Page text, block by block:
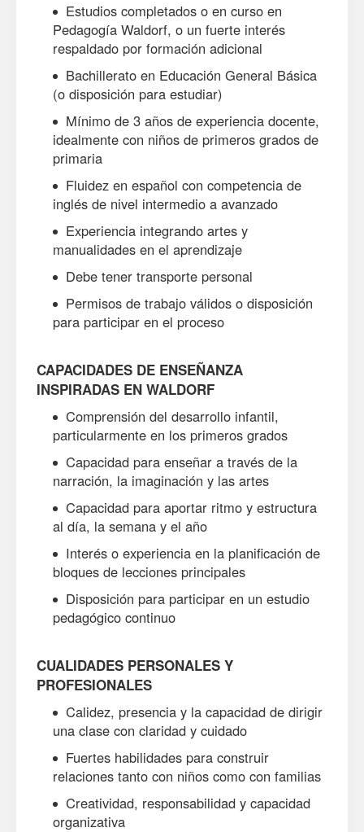
Estudios completados o en curso en
Pedagogía Waldorf, o un fuerte interés
respaldado por formación adicional
Bachillerato en Educación General Básica
(o disposición para estudiar)
Mínimo de 3 años de experiencia docente,
idealmente con niños de primeros grados de
primaria
Fluidez en español con competencia de
inglés de nivel intermedio a avanzado
Experiencia integrando artes y
manualidades en el aprendizaje
Debe tener transporte personal
Permisos de trabajo válidos o disposición
para participar en el proceso
CAPACIDADES DE ENSEÑANZA
INSPIRADAS EN WALDORF
Comprensión del desarrollo infantil,
particularmente en los primeros grados
Capacidad para enseñar a través de la
narración, la imaginación y las artes
Capacidad para aportar ritmo y estructura
al día, la semana y el año
Interés o experiencia en la planificación de
bloques de lecciones principales
Disposición para participar en un estudio
pedagógico continuo
CUALIDADES PERSONALES Y
PROFESIONALES
Calidez, presencia y la capacidad de dirigir
una clase con claridad y cuidado
Fuertes habilidades para construir
relaciones tanto con niños como con familias
Creatividad, responsabilidad y capacidad
organizativa